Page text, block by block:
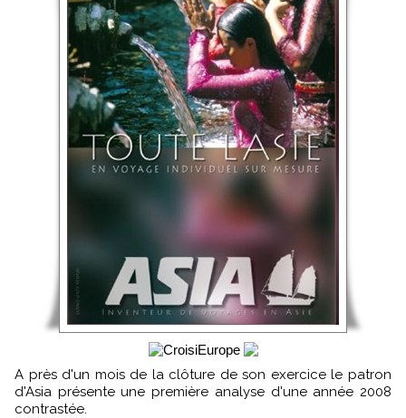
A près d'un mois de la clôture de son exercice le patron
d'Asia présente une première analyse d'une année 2008
contrastée.